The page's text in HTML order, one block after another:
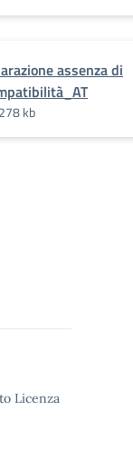
assenza di
kb
Licenza